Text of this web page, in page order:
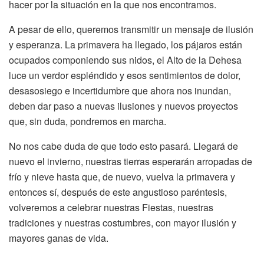
hacer por la situación en la que nos encontramos.
A pesar de ello, queremos transmitir un mensaje de ilusión
y esperanza. La primavera ha llegado, los pájaros están
ocupados componiendo sus nidos, el Alto de la Dehesa
luce un verdor espléndido y esos sentimientos de dolor,
desasosiego e incertidumbre que ahora nos inundan,
deben dar paso a nuevas ilusiones y nuevos proyectos
que, sin duda, pondremos en marcha.
No nos cabe duda de que todo esto pasará. Llegará de
nuevo el invierno, nuestras tierras esperarán arropadas de
frío y nieve hasta que, de nuevo, vuelva la primavera y
entonces sí, después de este angustioso paréntesis,
volveremos a celebrar nuestras Fiestas, nuestras
tradiciones y nuestras costumbres, con mayor ilusión y
mayores ganas de vida.